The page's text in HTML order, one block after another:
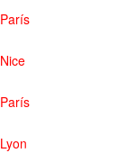
París
Nice
París
Lyon